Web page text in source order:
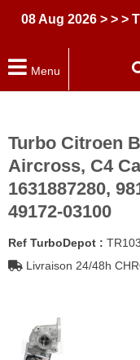
Aug 2026 > > >
Menu
Turbo Citroen
Aircross, C4
1631887280,
49172-03100
Ref TurboDepot :
Livraison 24/48h